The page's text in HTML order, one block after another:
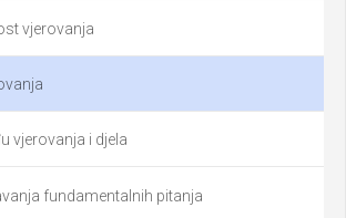
vjerovanja
vjerovanja i djela
fundamentalnih pitanja